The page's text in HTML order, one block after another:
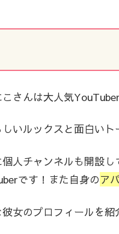
さんは大人気
いルックスと面白い
個人チャンネルも開設
です！また自身のア
彼女のプロフィールを